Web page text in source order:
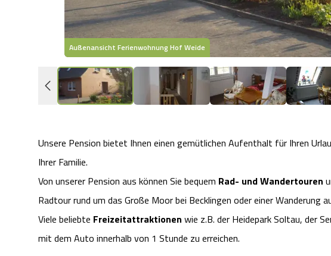
Außenansicht Ferienwohnung Hof Weide
Unsere Pension bietet Ihnen einen gemütlichen Aufenthalt für Ihren
Ihrer Familie.
Von unserer Pension aus können Sie bequem Rad- und Wandertouren
Radtour rund um das Große Moor bei Becklingen oder einer Wanderung
Viele beliebte Freizeitattraktionen wie z.B. der Heidepark Soltau, der
mit dem Auto innerhalb von 1 Stunde zu erreichen.